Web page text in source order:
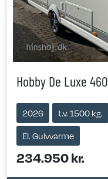
Hobby De Luxe
2026 t.v. 1500 kg.
El. Gulvvarme
234.950 kr.